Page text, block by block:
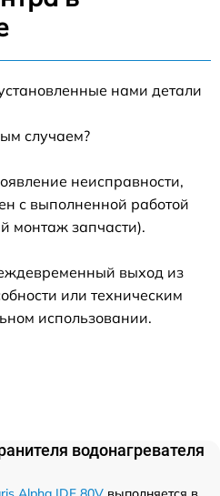
нами детали
случаем?
неисправности,
с выполненной работой
монтаж запчасти).
выход из
или техническим
использовании.
водонагревателя